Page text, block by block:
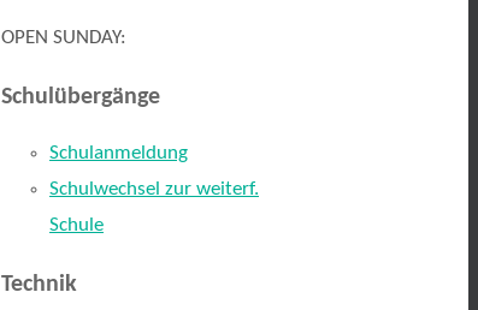
OPEN SUNDAY:
Schulübergänge
Schulanmeldung
Schulwechsel zur weiterf.
Schule
Technik